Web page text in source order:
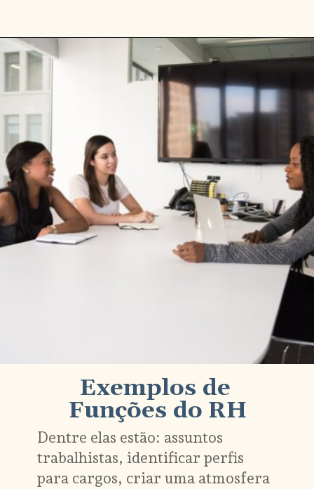
Exemplos de
Dentre elas estão: assuntos
trabalhistas, identificar perfis
para cargos, criar uma atmosfera